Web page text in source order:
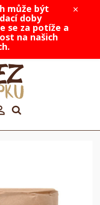
×
může být
doby
se za potíže a
na našich